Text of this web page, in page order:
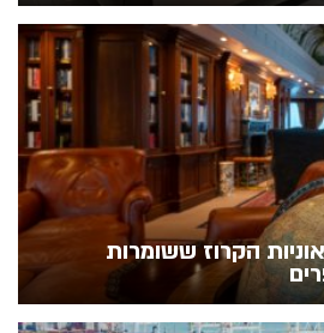
הקרוז ששומרות